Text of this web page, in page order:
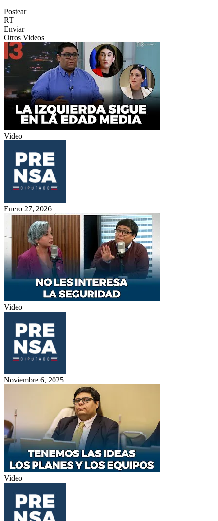
Postear
RT
Enviar
Otros Videos
Video
Enero 27, 2026
Video
Noviembre 6, 2025
Video